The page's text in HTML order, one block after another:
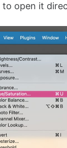
to open it